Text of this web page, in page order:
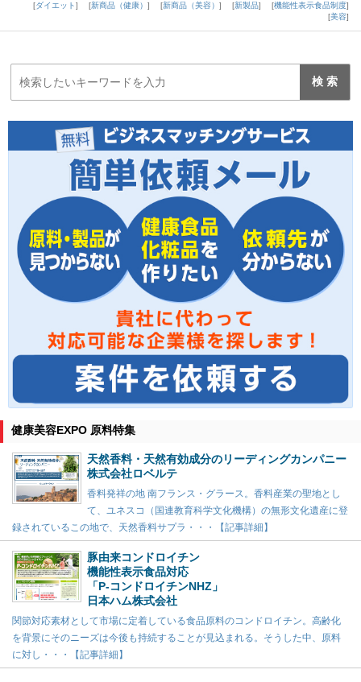
ダイエット
新商品（健康） 新商品（美容） 新製品
機能性表示食品制度
美容
健康美容EXPO 原料特集
天然香料・天然有効成分のリーディングカンパニー
株式会社ロベルテ
香料発祥の地 南フランス・グラース。香料産業の聖地とし
て、ユネスコ（国連教育科学文化機構）の無形文化遺産に登
録されているこの地で、天然香料サプラ・・・【記事詳細】
豚由来コンドロイチン
機能性表示食品対応
「P-コンドロイチンNHZ」
日本ハム株式会社
関節対応素材として市場に定着している食品原料のコンドロイチン。高齢化
を背景にそのニーズは今後も持続することが見込まれる。そうした中、原料
に対し・・・【記事詳細】